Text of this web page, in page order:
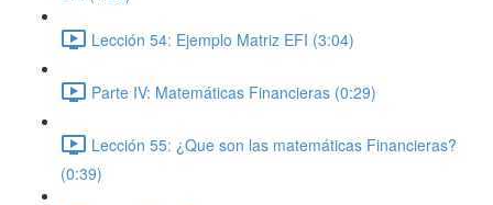
Lección 54: Ejemplo Matriz EFI (3:04)
Parte IV: Matemáticas Financieras (0:29)
Lección 55: ¿Que son las matemáticas Financieras?
(0:39)